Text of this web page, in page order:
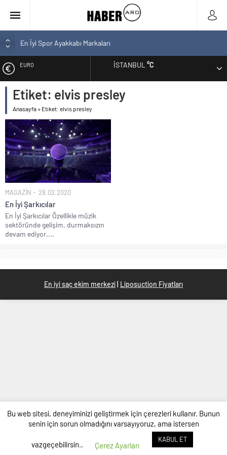
En İyi Spor Ayakkabı Markaları
Bozcaada En İyi Otel Hangisi? Tam Liste Sizlerle
En İyi Biotin Hapı Markaları Tam Listesi
EURO
ALTIN
DOLAR
İSTANBUL°C
Etiket: elvis presley
Anasayfa » Etiket: elvis presley
MAGAZİN 28.02.2020
En İyi Şarkıcılar
En İyi Şarkıcılar Özellikle müzik
sektöründe gelişim, durmaksızın
devam ediyor....
En iyi saç ekim merkezi Liposuction Fiyatları
Bu web sitesi, deneyiminizi geliştirmek için çerezleri kullanır. Bunun
senin için sorun olmadığını varsayıyoruz, ama istersen
vazgeçebilirsin.. Çerez Ayarları
KABUL ET